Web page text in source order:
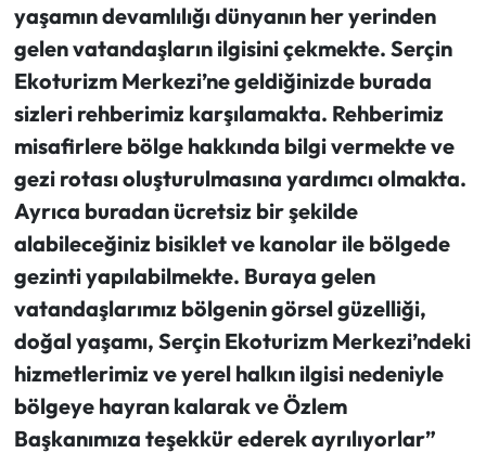
yaşamın devamlılığı dünyanın her yerinden
gelen vatandaşların ilgisini çekmekte. Serçin
Ekoturizm Merkezi’ne geldiğinizde burada
sizleri rehberimiz karşılamakta. Rehberimiz
misafirlere bölge hakkında bilgi vermekte ve
gezi rotası oluşturulmasına yardımcı olmakta.
Ayrıca buradan ücretsiz bir şekilde
alabileceğiniz bisiklet ve kanolar ile bölgede
gezinti yapılabilmekte. Buraya gelen
vatandaşlarımız bölgenin görsel güzelliği,
doğal yaşamı, Serçin Ekoturizm Merkezi’ndeki
hizmetlerimiz ve yerel halkın ilgisi nedeniyle
bölgeye hayran kalarak ve Özlem
Başkanımıza teşekkür ederek ayrılıyorlar”